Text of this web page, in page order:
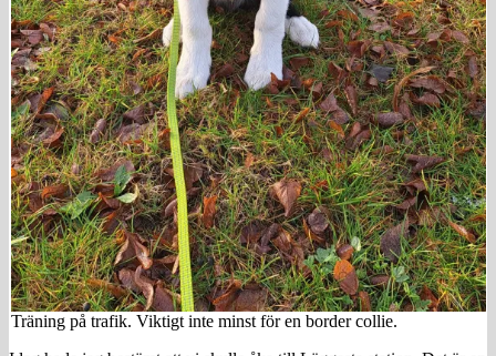
Träning på trafik. Viktigt inte minst för en border collie.